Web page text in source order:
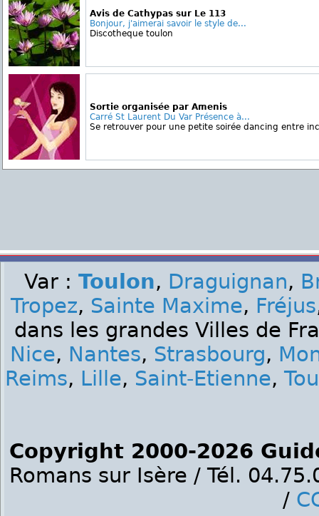
Avis de Cathypas sur Le 113
Bonjour, j'aimerai savoir le style de...
Discotheque toulon
Sortie organisée par Amenis
Carré St Laurent Du Var Présence à...
Se retrouver pour une petite soirée dancing entre
Var : Toulon, Draguignan,
Tropez, Sainte Maxime, Fréjus
dans les grandes Villes de
Nice, Nantes, Strasbourg,
Reims, Lille, Saint-Etienne,
Copyright 2000-2026
Romans sur Isère / Tél.
/